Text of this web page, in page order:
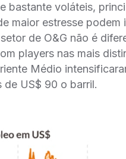
bastante voláteis,
maior estresse podem
de O&G não é
players nas mais
Médio
de US$ 90 o barril.